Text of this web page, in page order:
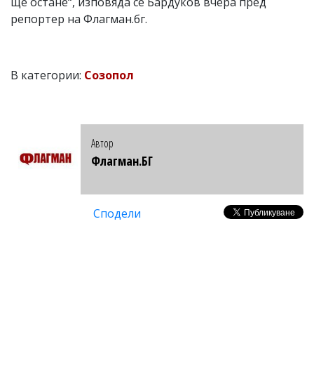
репортер на Флагман.бг.
В категории: Созопол
Автор
Флагман.БГ
Сподели